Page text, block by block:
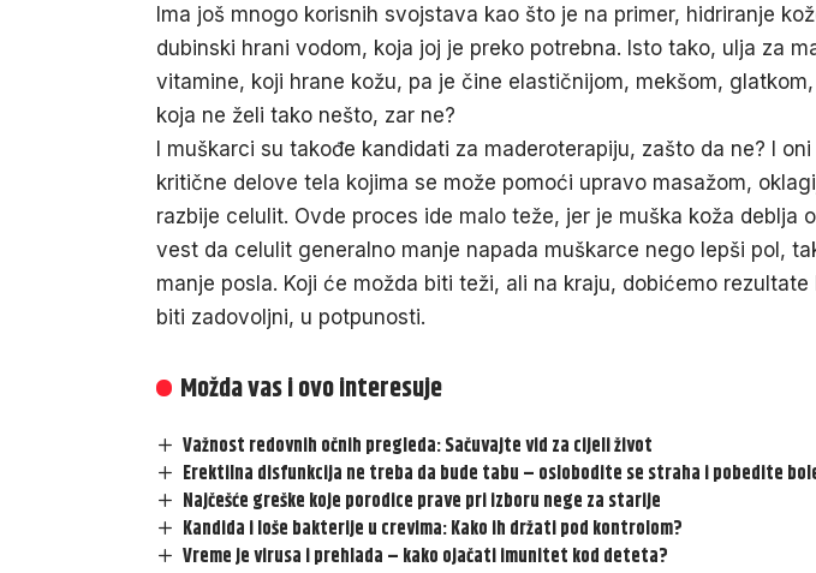
Ima još mnogo korisnih svojstava kao što je na primer, hidriranje
dubinski hrani vodom, koja joj je preko potrebna. Isto tako, ulja za
vitamine, koji hrane kožu, pa je čine elastičnijom, mekšom,
koja ne želi tako nešto, zar ne?
I muškarci su takođe kandidati za maderoterapiju, zašto da ne? I
kritične delove tela kojima se može pomoći upravo masažom,
razbije celulit. Ovde proces ide malo teže, jer je muška koža deblja
vest da celulit generalno manje napada muškarce nego lepši pol,
manje posla. Koji će možda biti teži, ali na kraju, dobićemo
biti zadovoljni, u potpunosti.
Možda vas i ovo interesuje
Važnost redovnih očnih pregleda: Sačuvajte vid za cijeli život
Erektilna disfunkcija ne treba da bude tabu – oslobodite se straha i pobedite
Najčešće greške koje porodice prave pri izboru nege za starije
Kandida i loše bakterije u crevima: Kako ih držati pod kontrolom?
Vreme je virusa i prehlada – kako ojačati imunitet kod deteta?